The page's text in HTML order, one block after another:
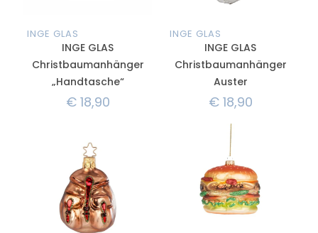
INGE GLAS
INGE GLAS
Christbaumanhänger
„Handtasche“
€18,90
INGE GLAS
INGE GLAS
Christbaumanhänger
Auster
€18,90